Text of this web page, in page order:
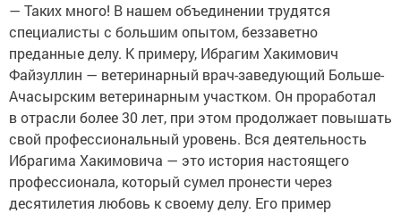
— Таких много! В нашем объединении трудятся
специалисты с большим опытом, беззаветно
преданные делу. К примеру, Ибрагим Хакимович
Файзуллин — ветеринарный врач-заведующий Больше-
Ачасырским ветеринарным участком. Он проработал
в отрасли более 30 лет, при этом продолжает повышать
свой профессиональный уровень. Вся деятельность
Ибрагима Хакимовича — это история настоящего
профессионала, который сумел пронести через
десятилетия любовь к своему делу. Его пример